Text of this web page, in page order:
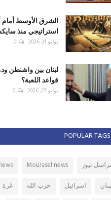
الشرق الأوسط
استراتيجي منذ
يوليو 31, 2026 0
لبنان بين واشنطن
قواعد اللعبة؟
يوليو 25, 2026 0
POPULAR TAGS
نيوز Mourasel news
اسرائيل حزب الله غزة